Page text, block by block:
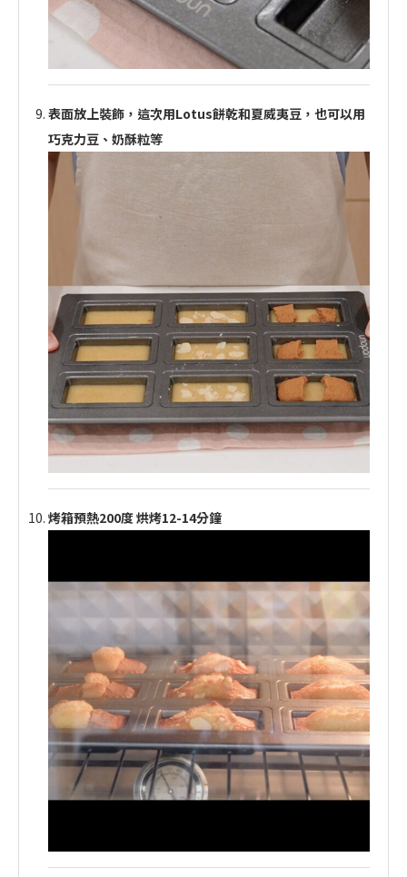
表面放上裝飾，這次用Lotus餅乾和夏威夷豆，也可以用
巧克力豆、奶酥粒等
烤箱預熱200度 烘烤12-14分鐘